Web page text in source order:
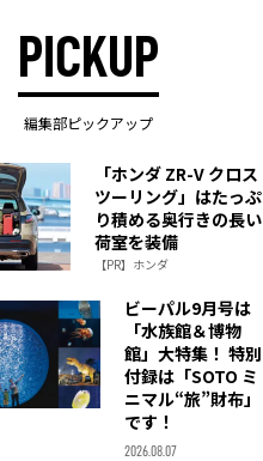
PICKUP
編集部ピックアップ
「ホンダ ZR-V クロス
ツーリング」はたっぷ
り積める奥行きの長い
荷室を装備
【PR】ホンダ
ビーパル9月号は
「水族館＆博物
館」大特集！ 特別
付録は「SOTO ミ
ニマル“旅”財布」
です！
2026.08.07